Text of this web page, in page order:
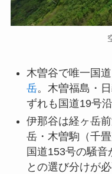
木曽谷で唯一国
岳。木曽福島・
ずれも国道19号
伊那谷は経ヶ岳
岳・木曽駒（千
国道153号の騒
との選び分けが